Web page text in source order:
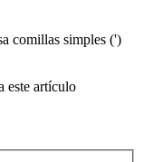
comillas simples (')
este artículo